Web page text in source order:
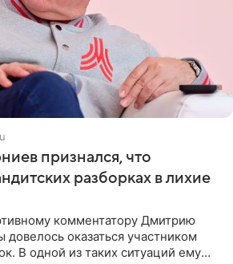
признался, что
разборках в лихие
комментатору Дмитрию
оказаться участником
В одной из таких ситуаций ему